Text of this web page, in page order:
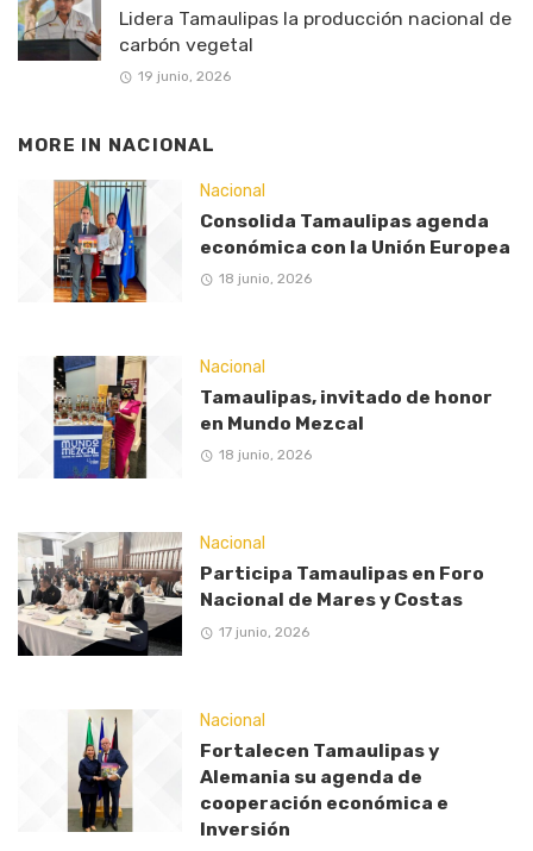
Lidera Tamaulipas la producción nacional de
carbón vegetal
19 junio, 2026
MORE IN NACIONAL
Nacional
Consolida Tamaulipas agenda
económica con la Unión Europea
18 junio, 2026
Nacional
Tamaulipas, invitado de honor
en Mundo Mezcal
18 junio, 2026
Nacional
Participa Tamaulipas en Foro
Nacional de Mares y Costas
17 junio, 2026
Nacional
Fortalecen Tamaulipas y
Alemania su agenda de
cooperación económica e
Inversión